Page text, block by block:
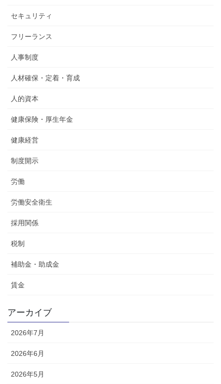
セキュリティ
フリーランス
人事制度
人材確保・定着・育成
人的資本
健康保険・厚生年金
健康経営
制度開示
労働
労働安全衛生
採用関係
税制
補助金・助成金
賃金
アーカイブ
2026年7月
2026年6月
2026年5月